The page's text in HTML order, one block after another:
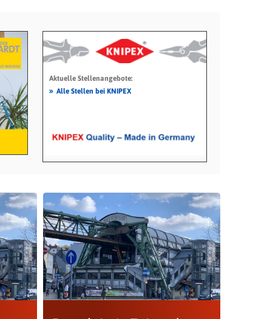
Aktuelle Stellenangebote:
» Alle Stellen bei KNIPEX